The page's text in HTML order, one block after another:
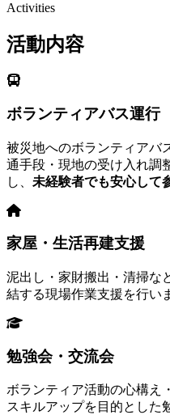
Activities
活動内容
ボランティアバス運行
被災地へのボランティアバ
通手段・現地の受け入れ調
し、 未経験者でも安心して
家屋・生活再建支援
泥出し・家財搬出・清掃な
結する現場作業支援を行い
勉強会・交流会
ボランティア活動の心構え
スキルアップを目的とした